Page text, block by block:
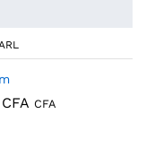
CFA CFA